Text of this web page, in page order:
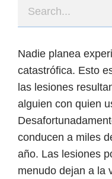
Nadie planea
catastrófica. Esto
las lesiones
alguien con quien
conducen a miles
año. Las lesiones
menudo dejan a la